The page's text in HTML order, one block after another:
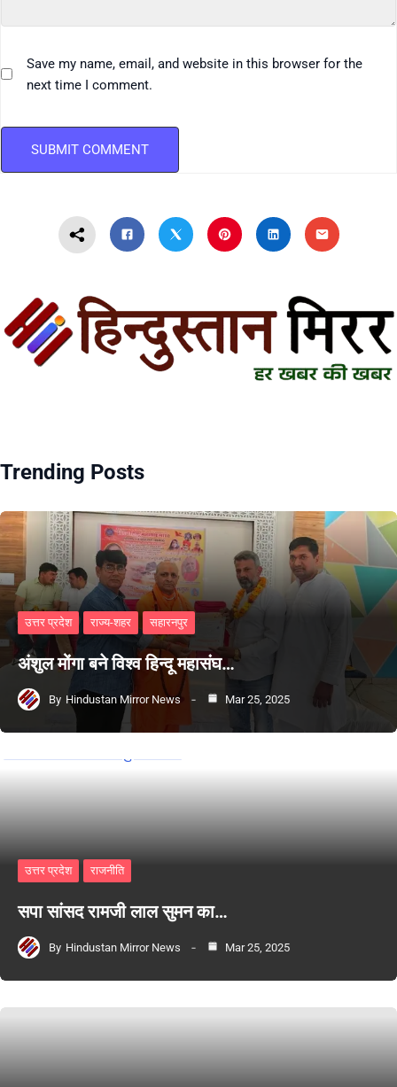
Save my name, email, and website in this browser for the
next time I comment.
Trending Posts
उत्तर प्रदेश राज्य-शहर सहारनपुर
अंशुल मोंगा बने विश्व हिन्दू महासंघ…
By Hindustan Mirror News Mar 25, 2025
उत्तर प्रदेश राजनीति
सपा सांसद रामजी लाल सुमन का…
By Hindustan Mirror News Mar 25, 2025